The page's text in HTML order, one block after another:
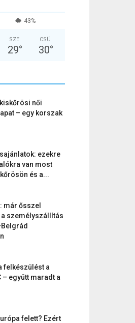
43%
SZE
29°
CSÜ
30°
női
– egy korszak
ezekre
van most
és a...
már ősszel
személyszállítás
felkészülést a
– együtt maradt a
felett? Ezért